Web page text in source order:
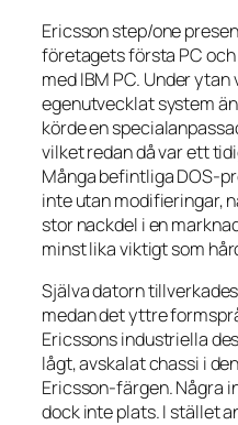
Ericsson step/one
företagets första PC
med IBM PC. Under
egenutvecklat system
körde en
vilket redan då var ett
Många befintliga DOS-
inte utan modifieringar,
stor nackdel i en
minst lika viktigt som
Själva datorn
medan det yttre
Ericssons industriella
lågt, avskalat chassi i
Ericsson-färgen. Några
dock inte plats. I stället